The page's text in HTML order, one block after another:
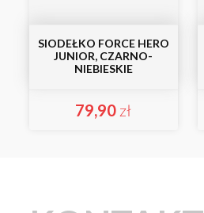
SIODEŁKO FORCE HERO
JUNIOR, CZARNO-
NIEBIESKIE
79,90 zł